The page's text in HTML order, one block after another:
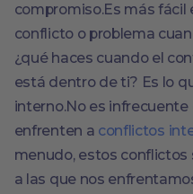
compromiso.Es más fácil
conflicto o problema
¿qué haces cuando el
está dentro de ti? Es lo
interno.No es
enfrenten a conflictos
menudo, estos conflictos
a las que nos